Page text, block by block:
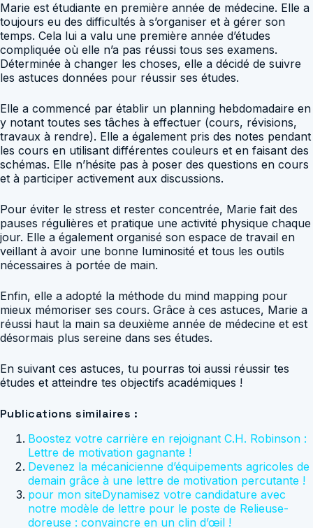
Marie est étudiante en première année de médecine. Elle a
toujours eu des difficultés à s’organiser et à gérer son
temps. Cela lui a valu une première année d’études
compliquée où elle n’a pas réussi tous ses examens.
Déterminée à changer les choses, elle a décidé de suivre
les astuces données pour réussir ses études.
Elle a commencé par établir un planning hebdomadaire en
y notant toutes ses tâches à effectuer (cours, révisions,
travaux à rendre). Elle a également pris des notes pendant
les cours en utilisant différentes couleurs et en faisant des
schémas. Elle n’hésite pas à poser des questions en cours
et à participer activement aux discussions.
Pour éviter le stress et rester concentrée, Marie fait des
pauses régulières et pratique une activité physique chaque
jour. Elle a également organisé son espace de travail en
veillant à avoir une bonne luminosité et tous les outils
nécessaires à portée de main.
Enfin, elle a adopté la méthode du mind mapping pour
mieux mémoriser ses cours. Grâce à ces astuces, Marie a
réussi haut la main sa deuxième année de médecine et est
désormais plus sereine dans ses études.
En suivant ces astuces, tu pourras toi aussi réussir tes
études et atteindre tes objectifs académiques !
Publications similaires :
Boostez votre carrière en rejoignant C.H. Robinson :
Lettre de motivation gagnante !
Devenez la mécanicienne d’équipements agricoles de
demain grâce à une lettre de motivation percutante !
pour mon siteDynamisez votre candidature avec
notre modèle de lettre pour le poste de Relieuse-
doreuse : convaincre en un clin d’œil !